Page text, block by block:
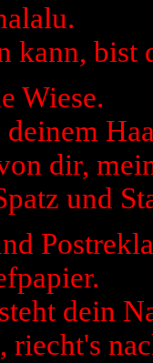
kann, bist
Wiese.
dir,
und
dein
riecht's